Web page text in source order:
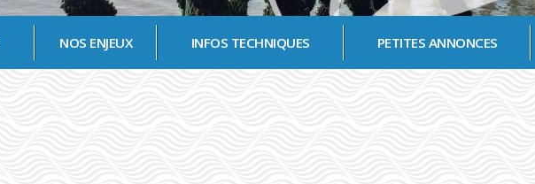
NOS ENJEUX INFOS TECHNIQUES PETITES ANNONCES